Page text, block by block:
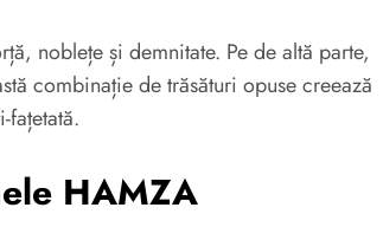
noblețe și demnitate. Pe de altă parte,
combinație de trăsături opuse creează
HAMZA